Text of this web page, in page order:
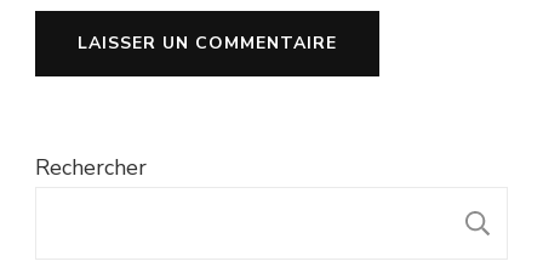
Rechercher